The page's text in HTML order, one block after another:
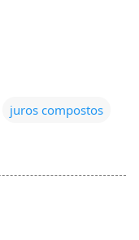
juros compostos